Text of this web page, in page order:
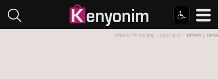
אירוע | פעילות :: השף הקטן ב קניון עזריאלי גבעתיים